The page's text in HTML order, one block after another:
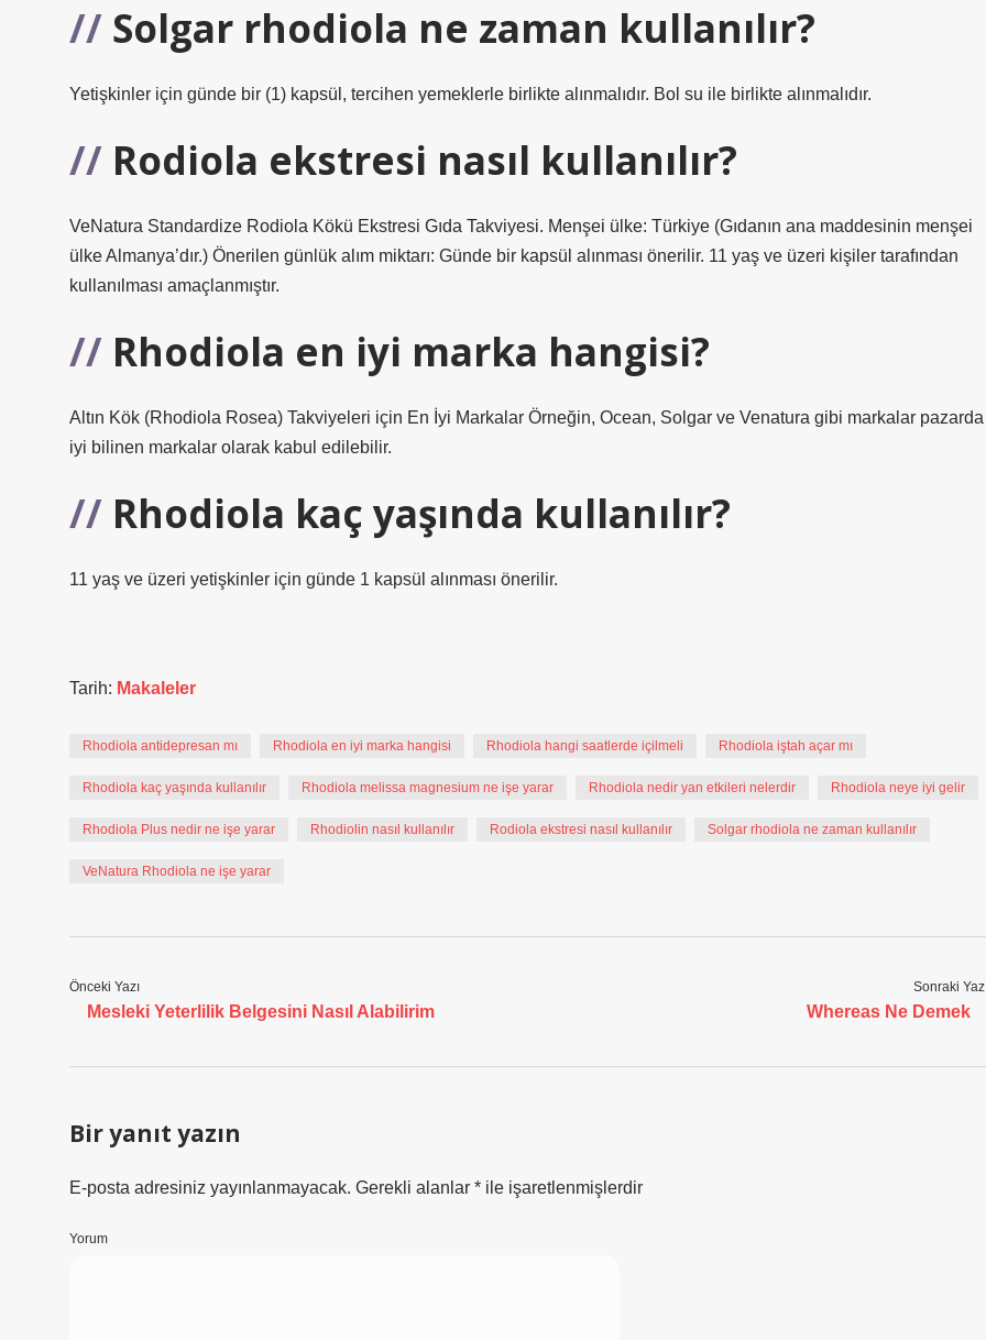
Solgar rhodiola ne zaman kullanılır?
Yetişkinler için günde bir (1) kapsül, tercihen yemeklerle birlikte alınmalıdır. Bol su ile birlikte alınmalıdır.
Rodiola ekstresi nasıl kullanılır?
VeNatura Standardize Rodiola Kökü Ekstresi Gıda Takviyesi. Menşei ülke: Türkiye (Gıdanın ana maddesinin menşei
ülke Almanya’dır.) Önerilen günlük alım miktarı: Günde bir kapsül alınması önerilir. 11 yaş ve üzeri kişiler tarafından
kullanılması amaçlanmıştır.
Rhodiola en iyi marka hangisi?
Altın Kök (Rhodiola Rosea) Takviyeleri için En İyi Markalar Örneğin, Ocean, Solgar ve Venatura gibi markalar pazarda
iyi bilinen markalar olarak kabul edilebilir.
Rhodiola kaç yaşında kullanılır?
11 yaş ve üzeri yetişkinler için günde 1 kapsül alınması önerilir.
Tarih: Makaleler
Rhodiola antidepresan mı Rhodiola en iyi marka hangisi Rhodiola hangi saatlerde içilmeli Rhodiola iştah açar mı
Rhodiola kaç yaşında kullanılır Rhodiola melissa magnesium ne işe yarar Rhodiola nedir yan etkileri nelerdir Rhodiola neye iyi gelir
Rhodiola Plus nedir ne işe yarar Rhodiolin nasıl kullanılır Rodiola ekstresi nasıl kullanılır Solgar rhodiola ne zaman kullanılır
VeNatura Rhodiola ne işe yarar
Önceki Yazı
Mesleki Yeterlilik Belgesini Nasıl Alabilirim
Sonraki
Whereas Ne Demek
Bir yanıt yazın
E-posta adresiniz yayınlanmayacak. Gerekli alanlar * ile işaretlenmişlerdir
Yorum